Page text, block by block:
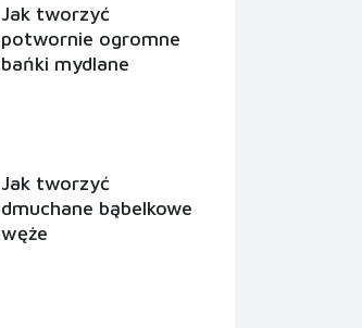
Jak tworzyć
potwornie ogromne
bańki mydlane
Jak tworzyć
dmuchane bąbelkowe
węże